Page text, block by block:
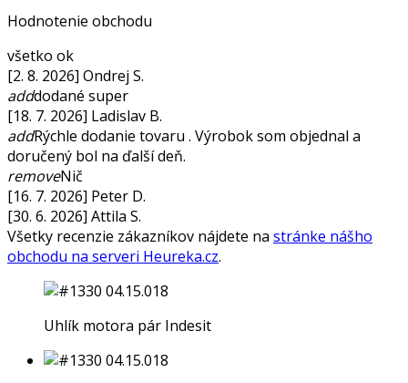
Hodnotenie obchodu
všetko ok
[2. 8. 2026] Ondrej S.
adddodané super
[18. 7. 2026] Ladislav B.
addRýchle dodanie tovaru . Výrobok som objednal a
doručený bol na ďalší deň.
removeNič
[16. 7. 2026] Peter D.
[30. 6. 2026] Attila S.
Všetky recenzie zákazníkov nájdete na stránke nášho
obchodu na serveri Heureka.cz.
Uhlík motora pár Indesit